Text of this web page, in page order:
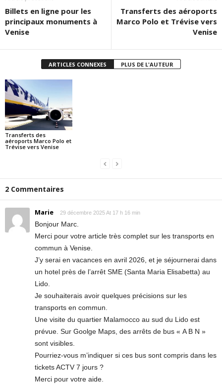
Billets en ligne pour les
principaux monuments à
Venise
Transferts des aéroports
Marco Polo et Trévise vers
Venise
ARTICLES CONNEXES PLUS DE L'AUTEUR
Transferts des
aéroports Marco Polo et
Trévise vers Venise
2 Commentaires
Marie 29 décembre 2025 At 17 h 16 min
Bonjour Marc.
Merci pour votre article très complet sur les transports en
commun à Venise.
J’y serai en vacances en avril 2026, et je séjournerai dans
un hotel près de l’arrêt SME (Santa Maria Elisabetta) au
Lido.
Je souhaiterais avoir quelques précisions sur les
transports en commun.
Une visite du quartier Malamocco au sud du Lido est
prévue. Sur Goolge Maps, des arrêts de bus « A B N »
sont visibles.
Pourriez-vous m’indiquer si ces bus sont compris dans les
tickets ACTV 7 jours ?
Merci pour votre aide.